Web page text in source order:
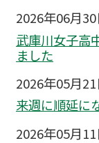
2026年06月30
武庫川女子高
ました
2026年05月21
来週に順延に
2026年05月11